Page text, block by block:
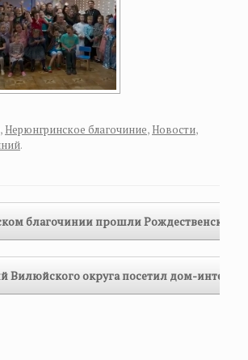
, Нерюнгринское благочиние, Новости,
.
благочинии прошли Рождественские…
Вилюйского округа посетил дом-